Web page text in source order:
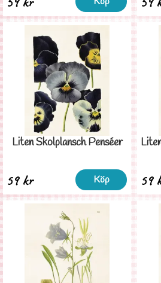
Liten Skolplansch Penséer
59 kr Köp 59